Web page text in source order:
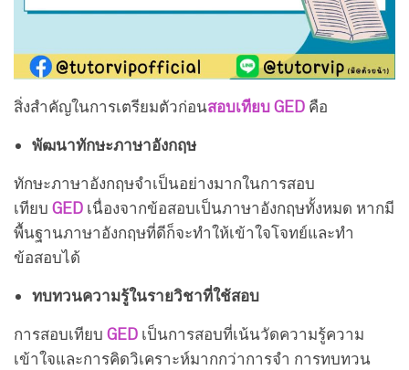
สิ่งสำคัญในการเตรียมตัวก่อนสอบเทียบ GED คือ
พัฒนาทักษะภาษาอังกฤษ
ทักษะภาษาอังกฤษจำเป็นอย่างมากในการสอบ
เทียบ GED เนื่องจากข้อสอบเป็นภาษาอังกฤษทั้งหมด หากมี
พื้นฐานภาษาอังกฤษที่ดีก็จะทำให้เข้าใจโจทย์และทำ
ข้อสอบได้
ทบทวนความรู้ในรายวิชาที่ใช้สอบ
การสอบเทียบ GED เป็นการสอบที่เน้นวัดความรู้ความ
เข้าใจและการคิดวิเคราะห์มากกว่าการจำ การทบทวน